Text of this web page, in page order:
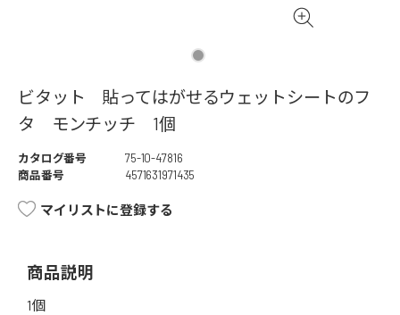
ビタット 貼ってはがせるウェットシートのフ
タ モンチッチ 1個
カタログ番号
75-10-47816
商品番号
4571631971435
マイリストに登録する
商品説明
1個